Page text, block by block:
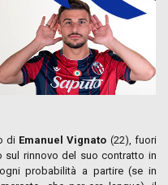
di Emanuel Vignato (22), fuori
sul rinnovo del suo contratto in
probabilità a partire (se in